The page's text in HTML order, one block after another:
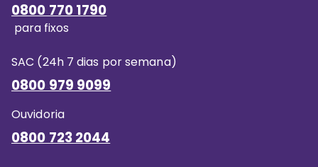
0800 770 1790
para fixos
SAC (24h 7 dias por semana)
0800 979 9099
Ouvidoria
0800 723 2044